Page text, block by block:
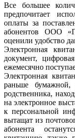
Все большее
предпочитает
оплаты за
абонентов ООО
оценили удобство
Электронная
документ,
ежемесячно
Электронная
раньше бумажной,
родственника,
на электронное
к персональной
вытащат из
абонента